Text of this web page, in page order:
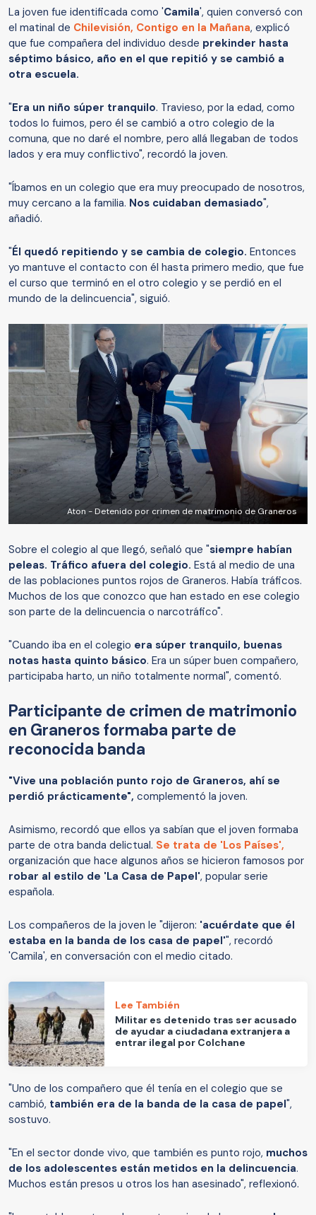
La joven fue identificada como 'Camila', quien conversó con
el matinal de Chilevisión, Contigo en la Mañana, explicó
que fue compañera del individuo desde prekinder hasta
séptimo básico, año en el que repitió y se cambió a
otra escuela.
"Era un niño súper tranquilo. Travieso, por la edad, como
todos lo fuimos, pero él se cambió a otro colegio de la
comuna, que no daré el nombre, pero allá llegaban de todos
lados y era muy conflictivo", recordó la joven.
"Íbamos en un colegio que era muy preocupado de nosotros,
muy cercano a la familia. Nos cuidaban demasiado",
añadió.
"Él quedó repitiendo y se cambia de colegio. Entonces
yo mantuve el contacto con él hasta primero medio, que fue
el curso que terminó en el otro colegio y se perdió en el
mundo de la delincuencia", siguió.
Aton - Detenido por crimen de matrimonio de Graneros
Sobre el colegio al que llegó, señaló que "siempre habían
peleas. Tráfico afuera del colegio. Está al medio de una
de las poblaciones puntos rojos de Graneros. Había tráficos.
Muchos de los que conozco que han estado en ese colegio
son parte de la delincuencia o narcotráfico".
"Cuando iba en el colegio era súper tranquilo, buenas
notas hasta quinto básico. Era un súper buen compañero,
participaba harto, un niño totalmente normal", comentó.
Participante de crimen de matrimonio
en Graneros formaba parte de
reconocida banda
"Vive una población punto rojo de Graneros, ahí se
perdió prácticamente", complementó la joven.
Asimismo, recordó que ellos ya sabían que el joven formaba
parte de otra banda delictual. Se trata de 'Los Países',
organización que hace algunos años se hicieron famosos por
robar al estilo de 'La Casa de Papel', popular serie
española.
Los compañeros de la joven le "dijeron: 'acuérdate que él
estaba en la banda de los casa de papel'", recordó
'Camila', en conversación con el medio citado.
Lee También
Militar es detenido tras ser acusado
de ayudar a ciudadana extranjera a
entrar ilegal por Colchane
"Uno de los compañero que él tenía en el colegio que se
cambió, también era de la banda de la casa de papel",
sostuvo.
"En el sector donde vivo, que también es punto rojo, muchos
de los adolescentes están metidos en la delincuencia.
Muchos están presos u otros los han asesinado", reflexionó.